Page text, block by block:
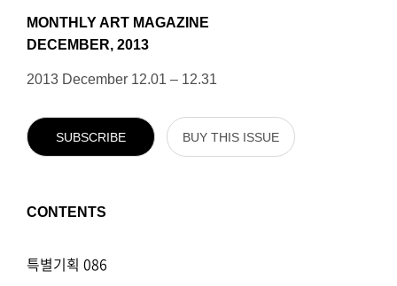
MONTHLY ART MAGAZINE
DECEMBER, 2013
2013 December 12.01 – 12.31
SUBSCRIBE BUY THIS ISSUE
CONTENTS
특별기획 086